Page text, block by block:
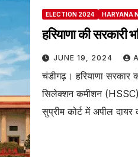
ELECTION 2024 HARYANA
हरियाणा की सरकारी
JUNE 19, 2024
चंडीगढ़। हरियाणा सरकार
सिलेक्शन कमीशन
सुप्रीम कोर्ट में अपील